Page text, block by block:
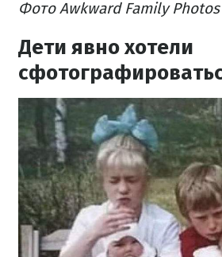
Фото Awkward Family Photos
Дети явно хотели